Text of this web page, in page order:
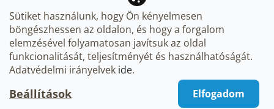
Sütiket használunk, hogy Ön kényelmesen
böngészhessen az oldalon, és hogy a forgalom
elemzésével folyamatosan javítsuk az oldal
funkcionalitását, teljesítményét és használhatóságát.
Adatvédelmi irányelvek ide.
Beállítások Elfogadom
Shoptet Premium készítette
Copyright 2026Panakeia.hu. Minden jog fenntartva.
beállítások szerkesztése